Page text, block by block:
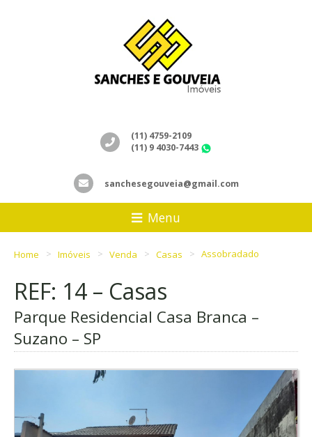
(11) 4759-2109
(11) 9 4030-7443
sanchesegouveia@gmail.com
Menu
Home Imóveis Venda Casas Assobradado
REF: 14 – Casas
Parque Residencial Casa Branca –
Suzano – SP